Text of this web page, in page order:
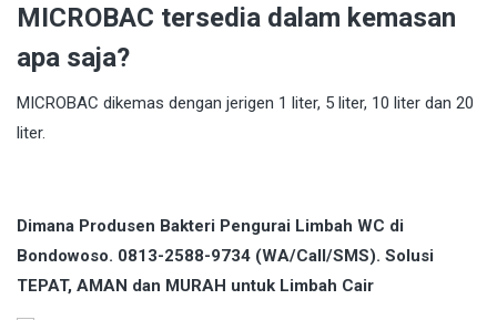
MICROBAC tersedia dalam kemasan
apa saja?
MICROBAC dikemas dengan jerigen 1 liter, 5 liter, 10 liter dan 20
liter.
Dimana Produsen Bakteri Pengurai Limbah WC di
Bondowoso. 0813-2588-9734 (WA/Call/SMS). Solusi
TEPAT, AMAN dan MURAH untuk Limbah Cair